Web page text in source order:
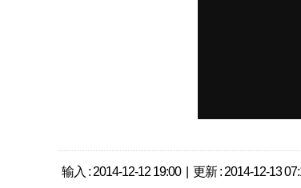
输入 : 2014-12-12 19:00 | 更新 : 2014-12-13